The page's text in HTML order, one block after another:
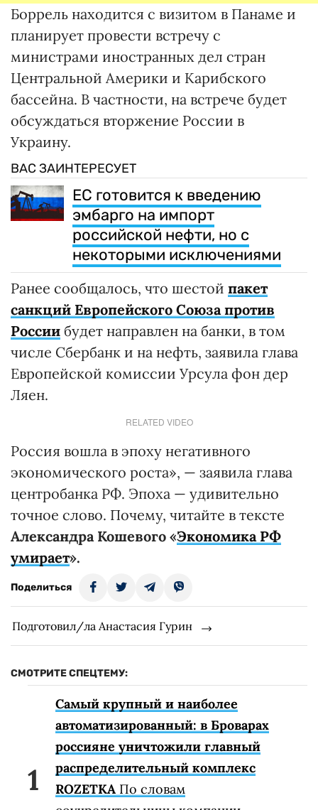
Боррель находится с визитом в Панаме и
планирует провести встречу с
министрами иностранных дел стран
Центральной Америки и Карибского
бассейна. В частности, на встрече будет
обсуждаться вторжение России в
Украину.
ВАС ЗАИНТЕРЕСУЕТ
ЕС готовится к введению
эмбарго на импорт
российской нефти, но с
некоторыми исключениями
Ранее сообщалось, что шестой пакет
санкций Европейского Союза против
России будет направлен на банки, в том
числе Сбербанк и на нефть, заявила глава
Европейской комиссии Урсула фон дер
Ляен.
RELATED VIDEO
Россия вошла в эпоху негативного
экономического роста», — заявила глава
центробанка РФ. Эпоха — удивительно
точное слово. Почему, читайте в тексте
Александра Кошевого «Экономика РФ
умирает».
Поделиться
Подготовил/ла Анастасия Гурин
СМОТРИТЕ СПЕЦТЕМУ:
Самый крупный и наиболее
автоматизированный: в Броварах
россияне уничтожили главный
распределительный комплекс
ROZETKA По словам